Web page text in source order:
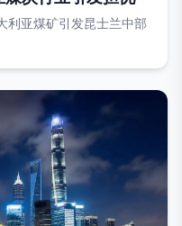
亚煤矿引发昆士兰中部